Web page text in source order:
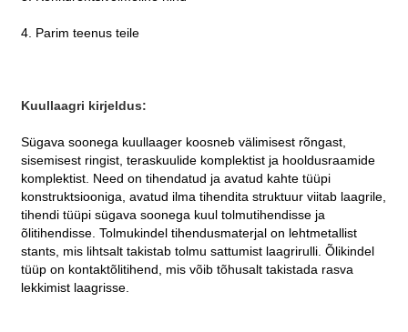
4. Parim teenus teile
Kuullaagri kirjeldus:
Sügava soonega kuullaager koosneb välimisest rõngast,
sisemisest ringist, teraskuulide komplektist ja hooldusraamide
komplektist. Need on tihendatud ja avatud kahte tüüpi
konstruktsiooniga, avatud ilma tihendita struktuur viitab laagrile,
tihendi tüüpi sügava soonega kuul tolmutihendisse ja
õlitihendisse. Tolmukindel tihendusmaterjal on lehtmetallist
stants, mis lihtsalt takistab tolmu sattumist laagrirulli. Õlikindel
tüüp on kontaktõlitihend, mis võib tõhusalt takistada rasva
lekkimist laagrisse.